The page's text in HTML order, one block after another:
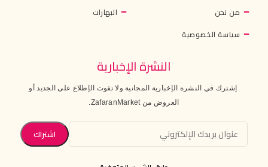
من نحن
سياسة الخصوصية
البهارات
النشرة الإخبارية
إشترك في النشرة الإخبارية المجانية ولا تفوت الإطلاع على الجديد أو
العروض من ZafaranMarket.